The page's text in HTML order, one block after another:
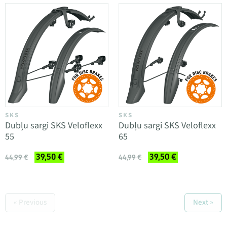
SKS
Dubļu sargi SKS Veloflexx
55
44,99 € 39,50 €
SKS
Dubļu sargi SKS Veloflexx
65
44,99 € 39,50 €
« Previous Next »